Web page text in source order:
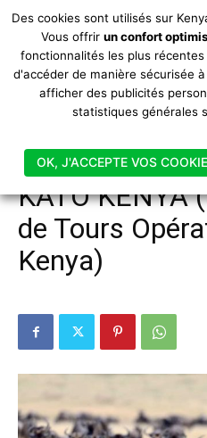
Bienvenue sur
Site tenu par un particulier
Bons Plans Agences de safaris
KATO KENYA
de Tours
Kenya)
Des cookies sont utilisés sur
Vous offrir un confort
fonctionnalités les plus
d'accéder de manière sécurisée
afficher des publicités
statistiques générales
OK, J'ACCEPTE VOS